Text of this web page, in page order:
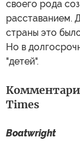
своего рода
расставанием.
страны это
Но в
"детей".
Times
Boatwright